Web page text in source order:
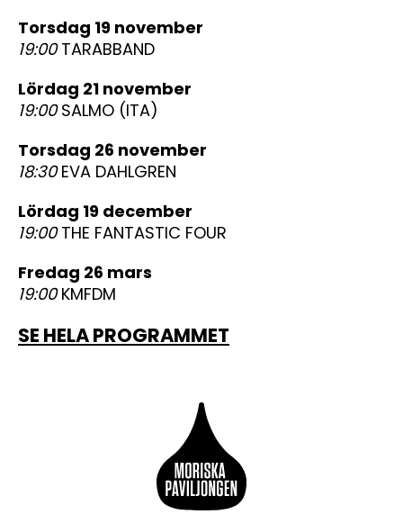
torsdag 19 november
19:00TARABBAND
lördag 21 november
19:00SALMO (ITA)
torsdag 26 november
18:30EVA DAHLGREN
lördag 19 december
19:00THE FANTASTIC FOUR
fredag 26 mars
19:00KMFDM
SE HELA PROGRAMMET